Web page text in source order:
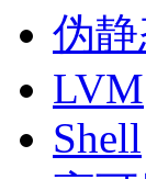
伪
LVM
Shell